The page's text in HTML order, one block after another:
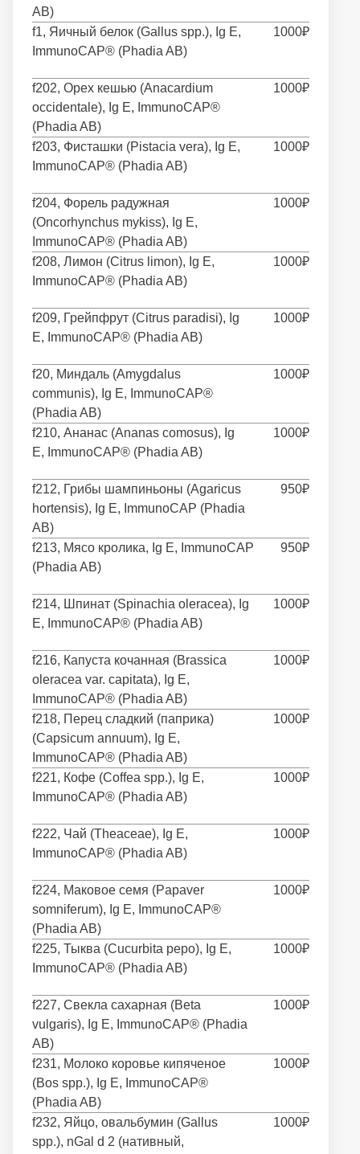
AB)
f1, Яичный белок (Gallus spp.), Ig E,
ImmunoCAP® (Phadia AB)
1000₽
f202, Орех кешью (Anacardium
occidentale), Ig E, ImmunoCAP®
(Phadia AB)
1000₽
f203, Фисташки (Pistacia vera), Ig E,
ImmunoCAP® (Phadia AB)
1000₽
f204, Форель радужная
(Oncorhynchus mykiss), Ig E,
ImmunoCAP® (Phadia AB)
1000₽
f208, Лимон (Citrus limon), Ig E,
ImmunoCAP® (Phadia AB)
1000₽
f209, Грейпфрут (Citrus paradisi), Ig
E, ImmunoCAP® (Phadia AB)
1000₽
f20, Миндаль (Amygdalus
communis), Ig E, ImmunoCAP®
(Phadia AB)
1000₽
f210, Ананас (Ananas comosus), Ig
E, ImmunoCAP® (Phadia AB)
1000₽
f212, Грибы шампиньоны (Agaricus
hortensis), Ig E, ImmunoCAP (Phadia
AB)
950₽
f213, Мясо кролика, Ig E, ImmunoCAP
(Phadia AB)
950₽
f214, Шпинат (Spinachia oleracea), Ig
E, ImmunoCAP® (Phadia AB)
1000₽
f216, Капуста кочанная (Brassica
oleracea var. capitata), Ig E,
ImmunoCAP® (Phadia AB)
1000₽
f218, Перец сладкий (паприка)
(Capsicum annuum), Ig E,
ImmunoCAP® (Phadia AB)
1000₽
f221, Кофе (Coffea spp.), Ig E,
ImmunoCAP® (Phadia AB)
1000₽
f222, Чай (Theaceae), Ig E,
ImmunoCAP® (Phadia AB)
1000₽
f224, Маковое семя (Papaver
somniferum), Ig E, ImmunoCAP®
(Phadia AB)
1000₽
f225, Тыква (Cucurbita pepo), Ig E,
ImmunoCAP® (Phadia AB)
1000₽
f227, Свекла сахарная (Beta
vulgaris), Ig E, ImmunoCAP® (Phadia
AB)
1000₽
f231, Молоко коровье кипяченое
(Bos spp.), Ig E, ImmunoCAP®
(Phadia AB)
1000₽
f232, Яйцо, овальбумин (Gallus
spp.), nGal d 2 (нативный,
1000₽